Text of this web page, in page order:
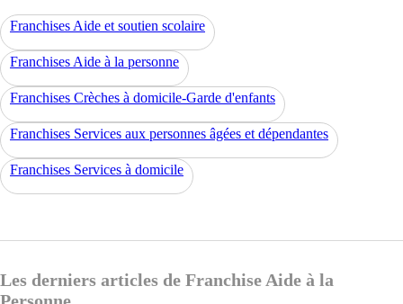
Franchises Aide et soutien scolaire
Franchises Aide à la personne
Franchises Crèches à domicile-Garde d'enfants
Franchises Services aux personnes âgées et dépendantes
Franchises Services à domicile
Les derniers articles de Franchise Aide à la